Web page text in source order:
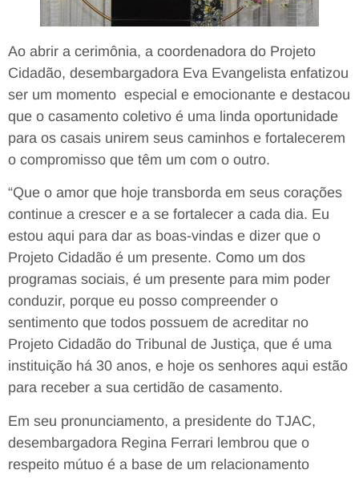
Ao abrir a cerimônia, a coordenadora do Projeto
Cidadão, desembargadora Eva Evangelista enfatizou
ser um momento especial e emocionante e destacou
que o casamento coletivo é uma linda oportunidade
para os casais unirem seus caminhos e fortalecerem
o compromisso que têm um com o outro.
“Que o amor que hoje transborda em seus corações
continue a crescer e a se fortalecer a cada dia. Eu
estou aqui para dar as boas-vindas e dizer que o
Projeto Cidadão é um presente. Como um dos
programas sociais, é um presente para mim poder
conduzir, porque eu posso compreender o
sentimento que todos possuem de acreditar no
Projeto Cidadão do Tribunal de Justiça, que é uma
instituição há 30 anos, e hoje os senhores aqui estão
para receber a sua certidão de casamento.
Em seu pronunciamento, a presidente do TJAC,
desembargadora Regina Ferrari lembrou que o
respeito mútuo é a base de um relacionamento